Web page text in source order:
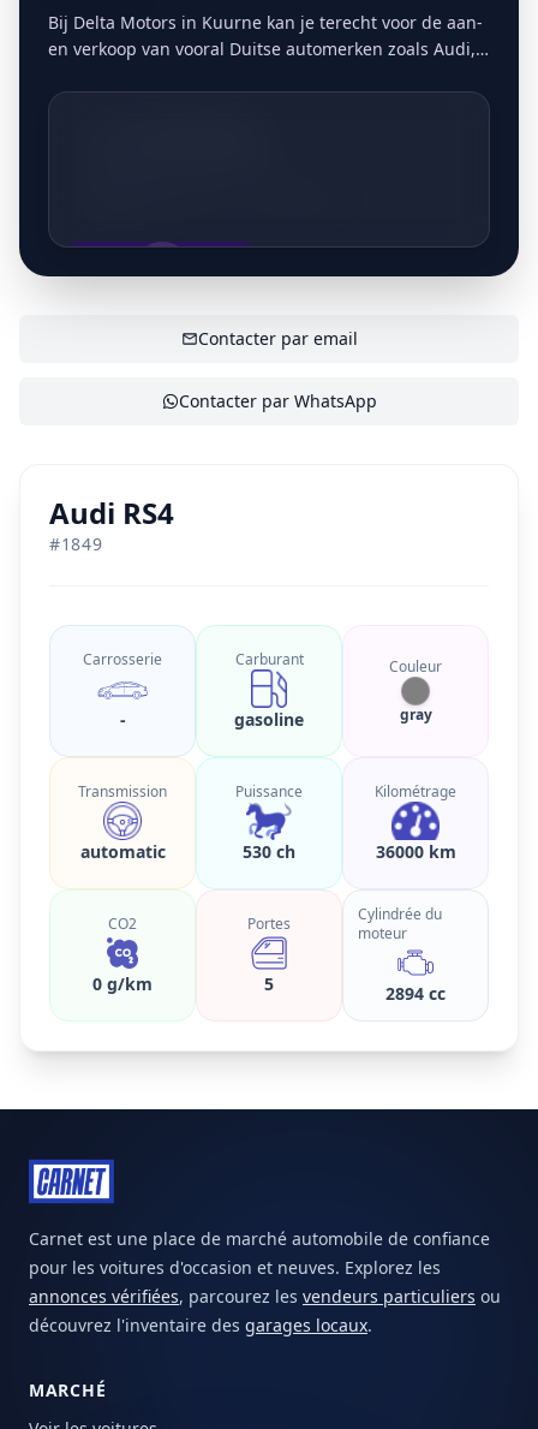
Bij Delta Motors in Kuurne kan je terecht voor de aan-
en verkoop van vooral Duitse automerken zoals Audi,
erg jonge tweedehandswagens, maar soms verkopen
Contacter par email
Contacter par WhatsApp
Audi RS4
#1849
Carrosserie
-
Carburant
gasoline
Couleur
gray
Transmission
automatic
Puissance
530 ch
Kilométrage
36000 km
CO2
0 g/km
Portes
5
Cylindrée du
moteur
2894 cc
Carnet est une place de marché automobile de confiance
pour les voitures d'occasion et neuves. Explorez les
annonces vérifiées, parcourez les vendeurs particuliers ou
découvrez l'inventaire des garages locaux.
MARCHÉ